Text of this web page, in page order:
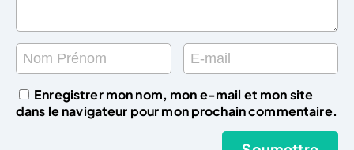
Enregistrer mon nom, mon e-mail et mon site
dans le navigateur pour mon prochain commentaire.